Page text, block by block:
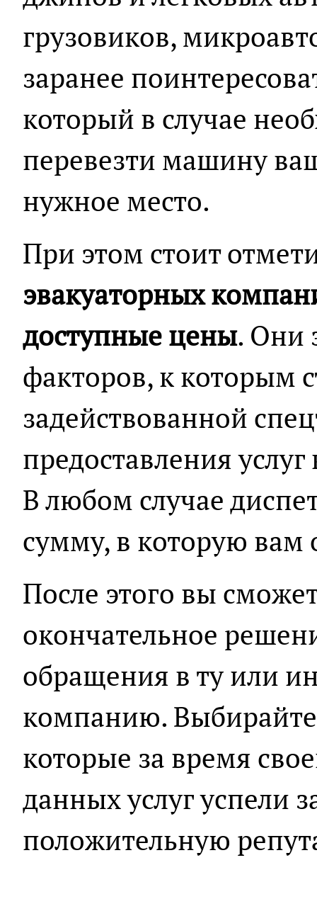
грузовиков,
заранее
который в случае
перевезти машину
нужное место.
При этом стоит
эвакуаторных
доступные цены. Они
факторов, к которым
задействованной
предоставления
В любом случае
сумму, в которую вам
После этого вы
окончательное
обращения в ту или
компанию.
которые за время
данных услуг успели
положительную